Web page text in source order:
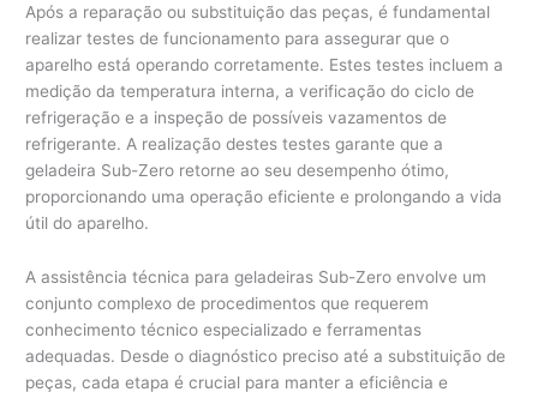
Após a reparação ou substituição das peças, é fundamental
realizar testes de funcionamento para assegurar que o
aparelho está operando corretamente. Estes testes incluem a
medição da temperatura interna, a verificação do ciclo de
refrigeração e a inspeção de possíveis vazamentos de
refrigerante. A realização destes testes garante que a
geladeira Sub-Zero retorne ao seu desempenho ótimo,
proporcionando uma operação eficiente e prolongando a vida
útil do aparelho.
A assistência técnica para geladeiras Sub-Zero envolve um
conjunto complexo de procedimentos que requerem
conhecimento técnico especializado e ferramentas
adequadas. Desde o diagnóstico preciso até a substituição de
peças, cada etapa é crucial para manter a eficiência e